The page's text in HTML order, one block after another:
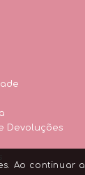
Devoluções
Ao continuar a